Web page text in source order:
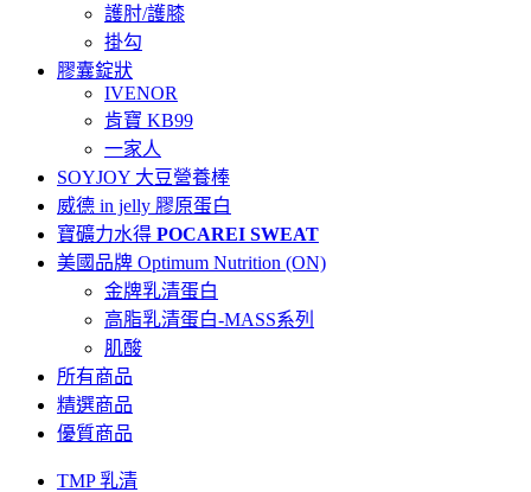
護肘/護膝
掛勾
膠囊錠狀
IVENOR
肯寶 KB99
一家人
SOYJOY 大豆營養棒
威德 in jelly 膠原蛋白
寶礦力水得 POCAREI SWEAT
美國品牌 Optimum Nutrition (ON)
金牌乳清蛋白
高脂乳清蛋白-MASS系列
肌酸
所有商品
精選商品
優質商品
TMP 乳清